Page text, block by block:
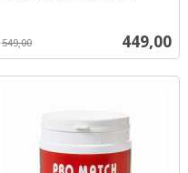
Tilbud
449,00
549,00